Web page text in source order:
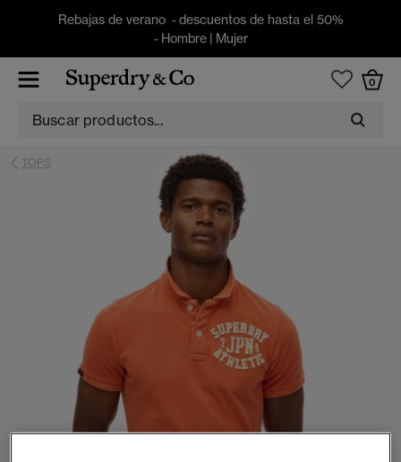
Rebajas de verano - descuentos de hasta el 50%
- Hombre| Mujer
0
TOPS